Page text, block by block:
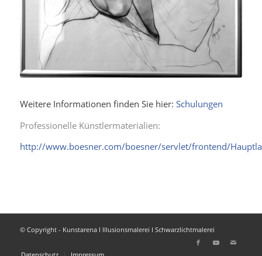
Weitere Informationen finden Sie hier: Schulungen
Professionelle Künstlermaterialien:
http://www.boesner.com/boesner/servlet/frontend/
© Copyright - Kunstarena I Illusionsmalerei I Schwarzlichtmalerei